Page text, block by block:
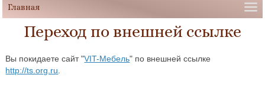
Переход по внешней ссылке
Вы покидаете сайт "VIT-Мебель" по внешней ссылке
http://ts.org.ru